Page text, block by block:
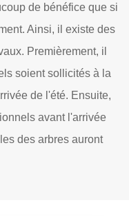
de bénéfice que si
Ainsi, il existe des
Premièrement, il
soient sollicités à la
de l'été. Ensuite,
avant l'arrivée
des arbres auront